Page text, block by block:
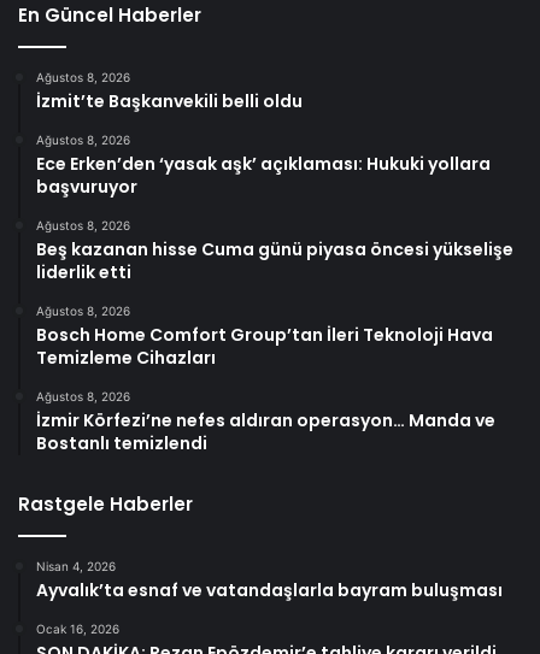
En Güncel Haberler
Ağustos 8, 2026
İzmit’te Başkanvekili belli oldu
Ağustos 8, 2026
Ece Erken’den ‘yasak aşk’ açıklaması: Hukuki yollara
başvuruyor
Ağustos 8, 2026
Beş kazanan hisse Cuma günü piyasa öncesi yükselişe
liderlik etti
Ağustos 8, 2026
Bosch Home Comfort Group’tan İleri Teknoloji Hava
Temizleme Cihazları
Ağustos 8, 2026
İzmir Körfezi’ne nefes aldıran operasyon… Manda ve
Bostanlı temizlendi
Rastgele Haberler
Nisan 4, 2026
Ayvalık’ta esnaf ve vatandaşlarla bayram buluşması
Ocak 16, 2026